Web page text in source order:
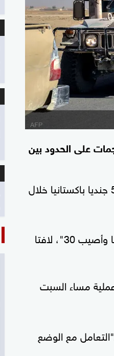
على الحدود بين
، الأحد، أن قواتها قتلت 58 جنديا باكستانيا خلال
وقال مجاهد في مؤتمر صحفي، إنه "خلال هذه المواجهات قتل 58 جنديا باكستانيا وأصيب 30"، لافتا
مساء السبت
مع الوضع